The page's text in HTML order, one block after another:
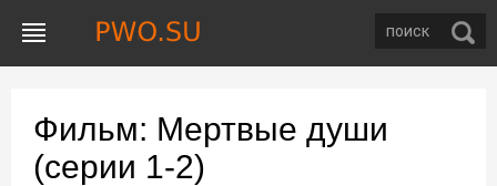
Фильм: Мертвые души
(серии 1-2)